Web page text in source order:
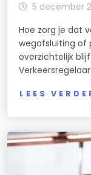
5 december
Hoe zorg je dat
wegafsluiting of
overzichtelijk
LEES